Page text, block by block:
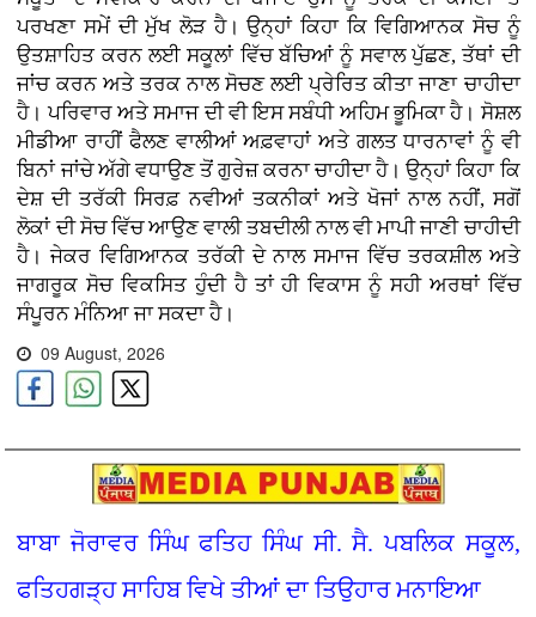
ਪਰਖਣਾ ਸਮੇਂ ਦੀ ਮੁੱਖ ਲੋੜ ਹੈ। ਉਨ੍ਹਾਂ ਕਿਹਾ ਕਿ ਵਿਗਿਆਨਕ ਸੋਚ ਨੂੰ
ਉਤਸ਼ਾਹਿਤ ਕਰਨ ਲਈ ਸਕੂਲਾਂ ਵਿੱਚ ਬੱਚਿਆਂ ਨੂੰ ਸਵਾਲ ਪੁੱਛਣ, ਤੱਥਾਂ ਦੀ
ਜਾਂਚ ਕਰਨ ਅਤੇ ਤਰਕ ਨਾਲ ਸੋਚਣ ਲਈ ਪ੍ਰੇਰਿਤ ਕੀਤਾ ਜਾਣਾ ਚਾਹੀਦਾ
ਹੈ। ਪਰਿਵਾਰ ਅਤੇ ਸਮਾਜ ਦੀ ਵੀ ਇਸ ਸਬੰਧੀ ਅਹਿਮ ਭੂਮਿਕਾ ਹੈ। ਸੋਸ਼ਲ
ਮੀਡੀਆ ਰਾਹੀਂ ਫੈਲਣ ਵਾਲੀਆਂ ਅਫ਼ਵਾਹਾਂ ਅਤੇ ਗਲਤ ਧਾਰਨਾਵਾਂ ਨੂੰ ਵੀ
ਬਿਨਾਂ ਜਾਂਚੇ ਅੱਗੇ ਵਧਾਉਣ ਤੋਂ ਗੁਰੇਜ਼ ਕਰਨਾ ਚਾਹੀਦਾ ਹੈ। ਉਨ੍ਹਾਂ ਕਿਹਾ ਕਿ
ਦੇਸ਼ ਦੀ ਤਰੱਕੀ ਸਿਰਫ਼ ਨਵੀਆਂ ਤਕਨੀਕਾਂ ਅਤੇ ਖੋਜਾਂ ਨਾਲ ਨਹੀਂ, ਸਗੋਂ
ਲੋਕਾਂ ਦੀ ਸੋਚ ਵਿੱਚ ਆਉਣ ਵਾਲੀ ਤਬਦੀਲੀ ਨਾਲ ਵੀ ਮਾਪੀ ਜਾਣੀ ਚਾਹੀਦੀ
ਹੈ। ਜੇਕਰ ਵਿਗਿਆਨਕ ਤਰੱਕੀ ਦੇ ਨਾਲ ਸਮਾਜ ਵਿੱਚ ਤਰਕਸ਼ੀਲ ਅਤੇ
ਜਾਗਰੂਕ ਸੋਚ ਵਿਕਸਿਤ ਹੁੰਦੀ ਹੈ ਤਾਂ ਹੀ ਵਿਕਾਸ ਨੂੰ ਸਹੀ ਅਰਥਾਂ ਵਿੱਚ
ਸੰਪੂਰਨ ਮੰਨਿਆ ਜਾ ਸਕਦਾ ਹੈ।
09 August, 2026
ਬਾਬਾ ਜੋਰਾਵਰ ਸਿੰਘ ਫਤਿਹ ਸਿੰਘ ਸੀ. ਸੈ. ਪਬਲਿਕ ਸਕੂਲ,
ਫਤਿਹਗੜ੍ਹ ਸਾਹਿਬ ਵਿਖੇ ਤੀਆਂ ਦਾ ਤਿਉਹਾਰ ਮਨਾਇਆ